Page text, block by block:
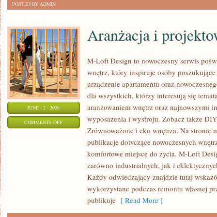
POSTED BY ADMIN
JUNE - 2 - 2026
COMMENTS OFFON
ARANŻACJA
PROJEKTOWANIE
Aranżacja i
M-Loft Design to nowoczesny serwis
wnętrz, który inspiruje osoby
urządzenie apartamentu oraz
dla wszystkich, którzy interesują się
aranżowaniem wnętrz oraz najnowszymi
wyposażenia i wystroju. Zobacz także
Zrównoważone i eko wnętrza. Na stronie
publikacje dotyczące nowoczesnych
komfortowe miejsce do życia. M-Loft
zarówno industrialnych, jak i
Każdy odwiedzający znajdzie tutaj
wykorzystane podczas remontu własnej
publikuje [ Read More ]